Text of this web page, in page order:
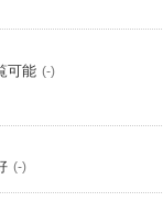
可能 (-)
(-)